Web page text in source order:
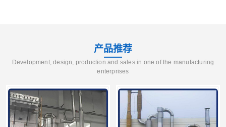
产品推荐
Development, design, production and sales in one of the manufacturing
enterprises